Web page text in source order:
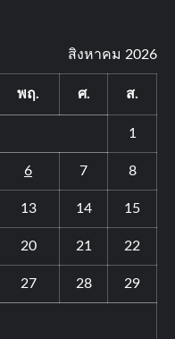
สิงหาคม 2026
พฤ. ศ. ส.
1
6 7 8
13 14 15
20 21 22
27 28 29